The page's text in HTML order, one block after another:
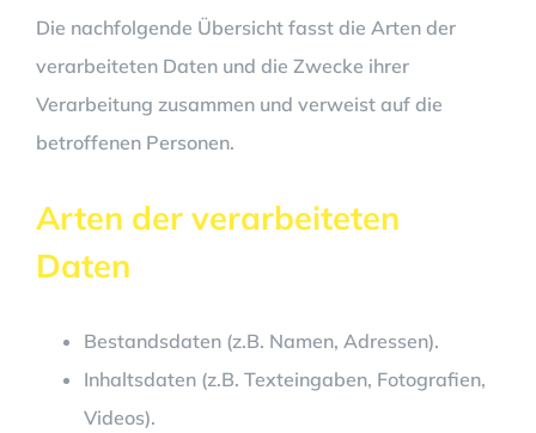
Die nachfolgende Übersicht fasst die Arten der
verarbeiteten Daten und die Zwecke ihrer
Verarbeitung zusammen und verweist auf die
betroffenen Personen.
Arten der verarbeiteten
Daten
Bestandsdaten (z.B. Namen, Adressen).
Inhaltsdaten (z.B. Texteingaben, Fotografien,
Videos).